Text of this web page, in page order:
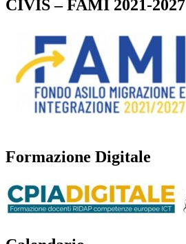
CIVIS – FAMI 2021-2027
Formazione Digitale